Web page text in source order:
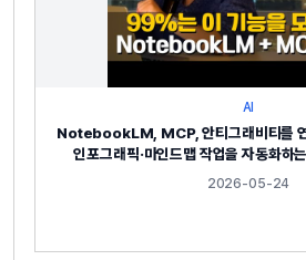
AI
NotebookLM, MCP, 안티그래비티를 연
인포그래픽·마인드맵 작업을 자동화하
2026-05-24